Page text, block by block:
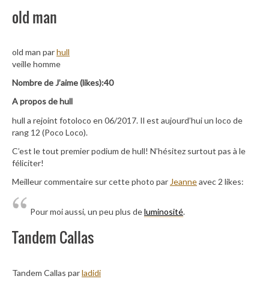
old man
old man parhull
veille homme
Nombre de J’aime (likes):40
A propos de hull
hull a rejoint fotoloco en 06/2017. Il est aujourd’hui un loco de
rang 12 (Poco Loco).
C’est le tout premier podium de hull! N’hésitez surtout pas à le
féliciter!
Meilleur commentaire sur cette photo par Jeanneavec 2 likes:
Pour moi aussi, un peu plus deluminosité.
Tandem Callas
Tandem Callas parladidi